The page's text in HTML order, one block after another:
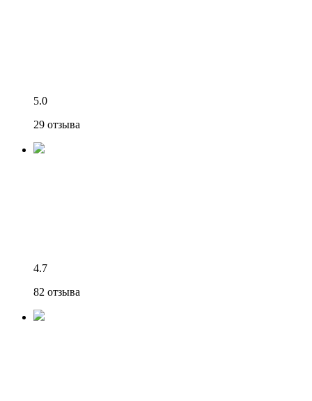
5.0
29 отзыва
4.7
82 отзыва